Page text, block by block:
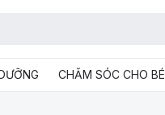
CHĂM SÓC CHO BÉ